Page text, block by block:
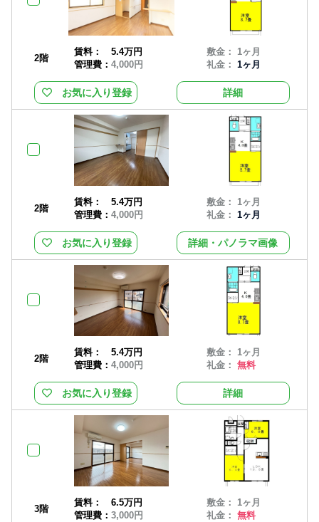
2階
賃料：
5.4万円
管理費： 4,000円
敷金： 1ヶ月
礼金：1ヶ月
お気に入り登録 詳細
2階
賃料：
5.4万円
管理費： 4,000円
敷金： 1ヶ月
礼金：1ヶ月
お気に入り登録 詳細・パノラマ画像
2階
賃料：
5.4万円
管理費： 4,000円
敷金： 1ヶ月
礼金：無料
お気に入り登録 詳細
3階
賃料：
6.5万円
管理費： 3,000円
敷金： 1ヶ月
礼金：無料